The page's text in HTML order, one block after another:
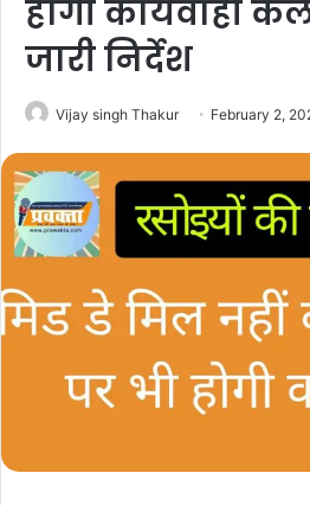
होगी कार्यवाही
जारी निर्देश
Vijay singh Thakur February 2,